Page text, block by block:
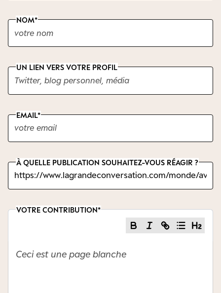
NOM
UN LIEN VERS VOTRE PROFIL
EMAIL
À QUELLE PUBLICATION SOUHAITEZ-VOUS RÉAGIR ?
VOTRE CONTRIBUTION